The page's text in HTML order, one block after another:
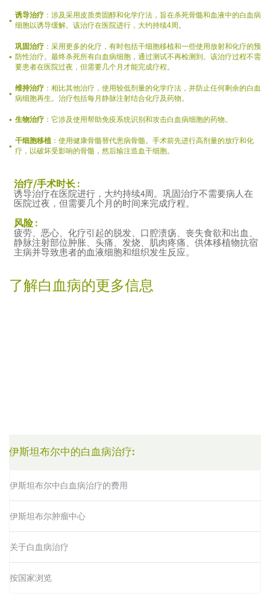
诱导治疗 ：涉及采用皮质类固醇和化学疗法，旨在杀死骨髓和血液中的白血病
细胞以诱导缓解。该治疗在医院进行，大约持续4周。
巩固治疗 ：采用更多的化疗，有时包括干细胞移植和一些使用放射和化疗的预
防性治疗。最终杀死所有白血病细胞，通过测试不再检测到。该治疗过程不需
要患者在医院过夜，但需要几个月才能完成疗程。
维持治疗 ：相比其他治疗，使用较低剂量的化学疗法，并防止任何剩余的白血
病细胞再生。治疗包括每月静脉注射结合化疗及药物。
生物治疗 ：它涉及使用帮助免疫系统识别和攻击白血病细胞的药物。
干细胞移植 ：使用健康骨髓替代患病骨髓。手术前先进行高剂量的放疗和化
疗，以破坏受影响的骨髓，然后输注造血干细胞。
治疗/手术时长 :
诱导治疗在医院进行，大约持续4周。巩固治疗不需要病人在
医院过夜，但需要几个月的时间来完成疗程。
风险 :
疲劳、恶心、化疗引起的脱发、口腔溃疡、丧失食欲和出血、
静脉注射部位肿胀、头痛、发烧、肌肉疼痛、供体移植物抗宿
主病并导致患者的血液细胞和组织发生反应。
了解白血病的更多信息
伊斯坦布尔中的白血病治疗:
伊斯坦布尔中白血病治疗的费用
伊斯坦布尔肿瘤中心
关于白血病治疗
按国家浏览